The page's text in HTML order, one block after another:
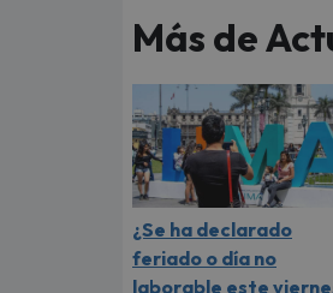
Más de
¿Se ha declarado
feriado o día no
laborable este